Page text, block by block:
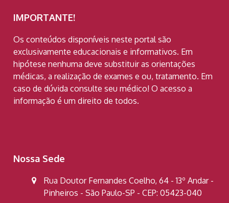
IMPORTANTE!
Os conteúdos disponíveis neste portal são
exclusivamente educacionais e informativos. Em
hipótese nenhuma deve substituir as orientações
médicas, a realização de exames e ou, tratamento. Em
caso de dúvida consulte seu médico! O acesso a
informação é um direito de todos.
Nossa Sede
Rua Doutor Fernandes Coelho, 64 - 13º Andar -
Pinheiros - São Paulo-SP - CEP: 05423-040